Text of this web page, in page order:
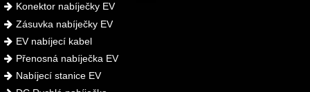
Konektor nabíječky EV
Zásuvka nabíječky EV
EV nabíjecí kabel
Přenosná nabíječka EV
Nabíjecí stanice EV